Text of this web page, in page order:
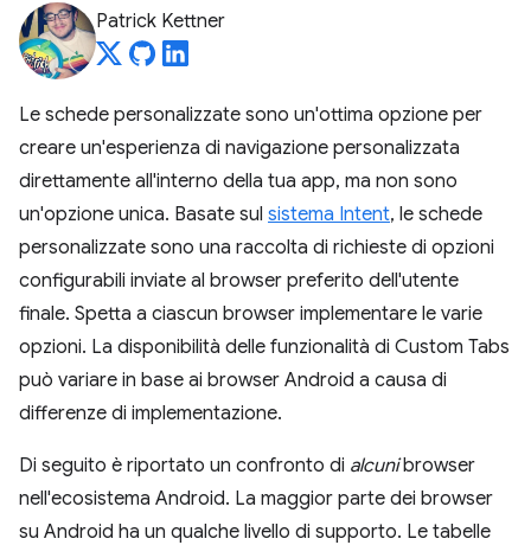
Patrick Kettner
Le schede personalizzate sono un'ottima opzione per
creare un'esperienza di navigazione personalizzata
direttamente all'interno della tua app, ma non sono
un'opzione unica. Basate sul sistema Intent, le schede
personalizzate sono una raccolta di richieste di opzioni
configurabili inviate al browser preferito dell'utente
finale. Spetta a ciascun browser implementare le varie
opzioni. La disponibilità delle funzionalità di Custom Tabs
può variare in base ai browser Android a causa di
differenze di implementazione.
Di seguito è riportato un confronto di alcunibrowser
nell'ecosistema Android. La maggior parte dei browser
su Android ha un qualche livello di supporto. Le tabelle